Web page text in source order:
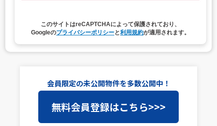
（1）お問い合わせ対応（本人への連絡を含む）のため
4. 個人情報取扱いの委託
当社は事業運営上、前項利用目的の範囲に限って個人情報
を外部に委託することがあります。この場合、個人情報保
護水準の高い委託先を選定し、個人情報の適正管理・機密
保持についての契約を交わし、適切な管理を実施させま
このサイトはreCAPTCHAによって保護されており、
Googleのプライバシーポリシーと利用規約が適用されます。
会員限定の未公開物件を多数公開中！
無料会員登録はこちら>>>